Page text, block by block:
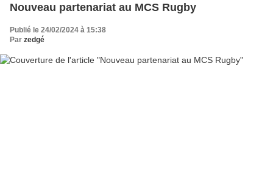
Nouveau partenariat au MCS Rugby
Publié le 24/02/2024 à 15:38
Par zedgé